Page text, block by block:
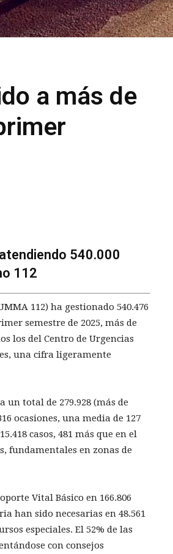
a más de
540.000
112
112) ha gestionado 540.476
semestre de 2025, más de
los del Centro de Urgencias
una cifra ligeramente
un total de 279.928 (más de
ocasiones, una media de 127
casos, 481 más que en el
fundamentales en zonas de
Vital Básico en 166.806
han sido necesarias en 48.561
especiales. El 52% de las
con consejos